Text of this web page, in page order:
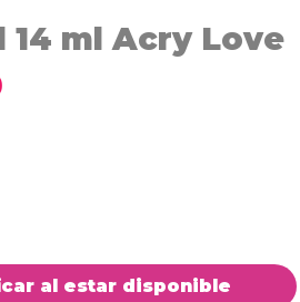
14 ml Acry Love
al estar disponible